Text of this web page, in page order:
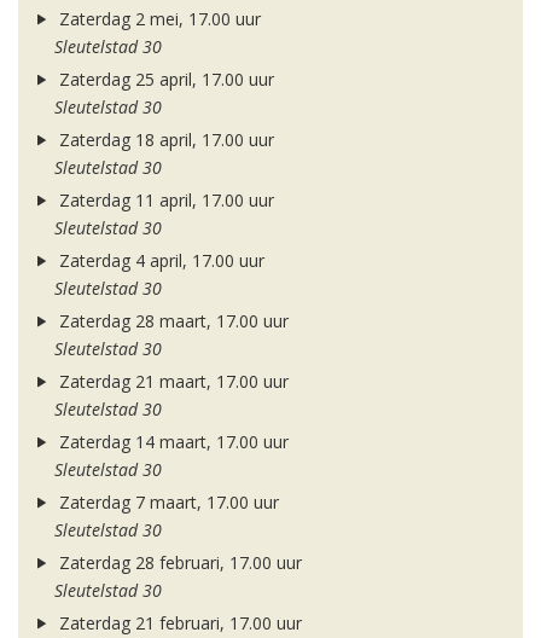
Zaterdag 2 mei, 17.00 uur
Sleutelstad 30
Zaterdag 25 april, 17.00 uur
Sleutelstad 30
Zaterdag 18 april, 17.00 uur
Sleutelstad 30
Zaterdag 11 april, 17.00 uur
Sleutelstad 30
Zaterdag 4 april, 17.00 uur
Sleutelstad 30
Zaterdag 28 maart, 17.00 uur
Sleutelstad 30
Zaterdag 21 maart, 17.00 uur
Sleutelstad 30
Zaterdag 14 maart, 17.00 uur
Sleutelstad 30
Zaterdag 7 maart, 17.00 uur
Sleutelstad 30
Zaterdag 28 februari, 17.00 uur
Sleutelstad 30
Zaterdag 21 februari, 17.00 uur